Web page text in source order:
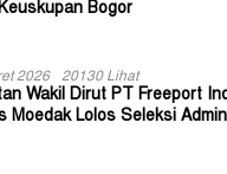
Bogor
2026 20130 Lihat
Wakil Dirut PT Freeport
Moedak Lolos Seleksi